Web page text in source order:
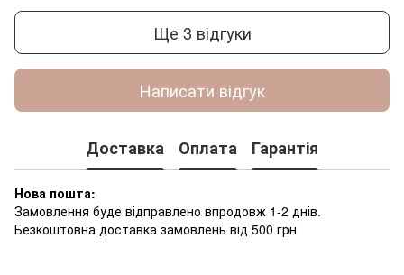
Ще 3 відгуки
Написати відгук
Доставка Оплата Гарантія
Нова пошта:
Замовлення буде відправлено впродовж 1-2 днів.
Безкоштовна доставка замовлень від 500 грн